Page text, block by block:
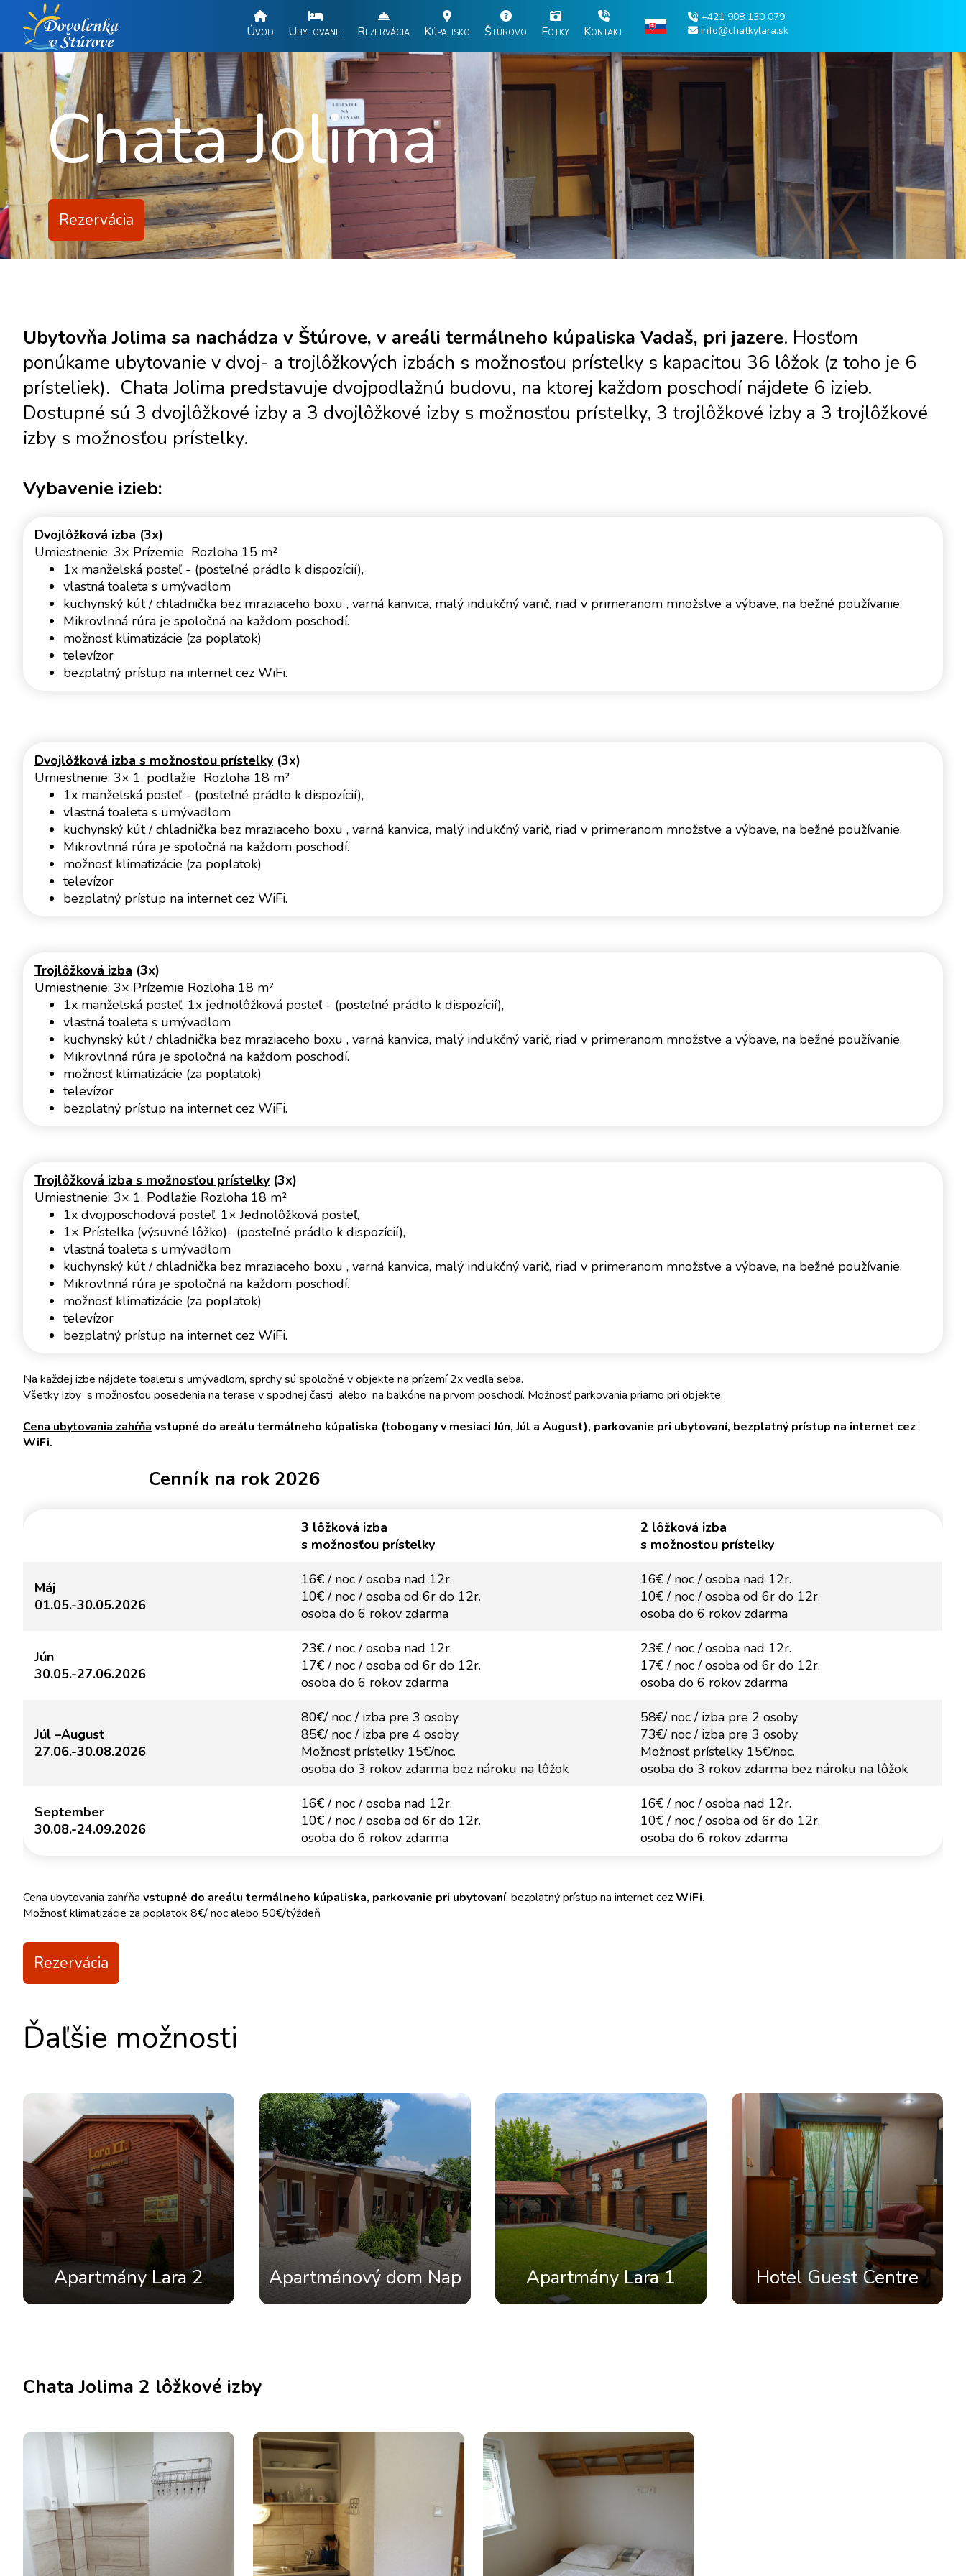
Úvod Ubytovanie Rezervácia Kúpalisko Štúrovo Fotky Kontakt
+421 908 130 079
info@chatkylara.sk
Chata Jolima
Rezervácia
Ubytovňa Jolima sa nachádza v Štúrove, v areáli termálneho kúpaliska Vadaš, pri jazere. Hosťom
ponúkame ubytovanie v dvoj- a trojlôžkových izbách s možnosťou prístelky s kapacitou 36 lôžok (z toho je 6
prísteliek). Chata Jolima predstavuje dvojpodlažnú budovu, na ktorej každom poschodí nájdete 6 izieb.
Dostupné sú 3 dvojlôžkové izby a 3 dvojlôžkové izby s možnosťou prístelky, 3 trojlôžkové izby a 3 trojlôžkové
izby s možnosťou prístelky.
Vybavenie izieb:
Dvojlôžková izba (3x)
Umiestnenie: 3× Prízemie Rozloha 15 m²
1x manželská posteľ - (posteľné prádlo k dispozícií),
vlastná toaleta s umývadlom
kuchynský kút / chladnička bez mraziaceho boxu , varná kanvica, malý indukčný varič, riad v primeranom množstve a výbave, na bežné používanie.
Mikrovlnná rúra je spoločná na každom poschodí.
možnosť klimatizácie (za poplatok)
televízor
bezplatný prístup na internet cez WiFi.
Dvojlôžková izba s možnosťou prístelky (3x)
Umiestnenie: 3× 1. podlažie Rozloha 18 m²
1x manželská posteľ - (posteľné prádlo k dispozícií),
vlastná toaleta s umývadlom
kuchynský kút / chladnička bez mraziaceho boxu , varná kanvica, malý indukčný varič, riad v primeranom množstve a výbave, na bežné používanie.
Mikrovlnná rúra je spoločná na každom poschodí.
možnosť klimatizácie (za poplatok)
televízor
bezplatný prístup na internet cez WiFi.
Trojlôžková izba (3x)
Umiestnenie: 3× Prízemie Rozloha 18 m²
1x manželská posteľ, 1x jednolôžková posteľ - (posteľné prádlo k dispozícií),
vlastná toaleta s umývadlom
kuchynský kút / chladnička bez mraziaceho boxu , varná kanvica, malý indukčný varič, riad v primeranom množstve a výbave, na bežné používanie.
Mikrovlnná rúra je spoločná na každom poschodí.
možnosť klimatizácie (za poplatok)
televízor
bezplatný prístup na internet cez WiFi.
Trojlôžková izba s možnosťou prístelky (3x)
Umiestnenie: 3× 1. Podlažie Rozloha 18 m²
1x dvojposchodová posteľ, 1× Jednolôžková posteľ,
1× Prístelka (výsuvné lôžko)- (posteľné prádlo k dispozícií),
vlastná toaleta s umývadlom
kuchynský kút / chladnička bez mraziaceho boxu , varná kanvica, malý indukčný varič, riad v primeranom množstve a výbave, na bežné používanie.
Mikrovlnná rúra je spoločná na každom poschodí.
možnosť klimatizácie (za poplatok)
televízor
bezplatný prístup na internet cez WiFi.
Na každej izbe nájdete toaletu s umývadlom, sprchy sú spoločné v objekte na prízemí 2x vedľa seba.
Všetky izby s možnosťou posedenia na terase v spodnej časti alebo na balkóne na prvom poschodí. Možnosť parkovania priamo pri objekte.
Cena ubytovania zahŕňa vstupné do areálu termálneho kúpaliska (tobogany v mesiaci Jún, Júl a August), parkovanie pri ubytovaní, bezplatný prístup na internet cez
WiFi.
Cenník na rok 2026
3 lôžková izba
s možnosťou prístelky
2 lôžková izba
s možnosťou prístelky
Máj
01.05.-30.05.2026
16€ / noc / osoba nad 12r.
10€ / noc / osoba od 6r do 12r.
osoba do 6 rokov zdarma
16€ / noc / osoba nad 12r.
10€ / noc / osoba od 6r do 12r.
osoba do 6 rokov zdarma
Jún
30.05.-27.06.2026
23€ / noc / osoba nad 12r.
17€ / noc / osoba od 6r do 12r.
osoba do 6 rokov zdarma
23€ / noc / osoba nad 12r.
17€ / noc / osoba od 6r do 12r.
osoba do 6 rokov zdarma
Júl –August
27.06.-30.08.2026
80€/ noc / izba pre 3 osoby
85€/ noc / izba pre 4 osoby
Možnosť prístelky 15€/noc.
osoba do 3 rokov zdarma bez nároku na lôžok
58€/ noc / izba pre 2 osoby
73€/ noc / izba pre 3 osoby
Možnosť prístelky 15€/noc.
osoba do 3 rokov zdarma bez nároku na lôžok
September
30.08.-24.09.2026
16€ / noc / osoba nad 12r.
10€ / noc / osoba od 6r do 12r.
osoba do 6 rokov zdarma
16€ / noc / osoba nad 12r.
10€ / noc / osoba od 6r do 12r.
osoba do 6 rokov zdarma
Cena ubytovania zahŕňa vstupné do areálu termálneho kúpaliska, parkovanie pri ubytovaní, bezplatný prístup na internet cezWiFi.
Možnosť klimatizácie za poplatok 8€/ noc alebo 50€/týždeň
Rezervácia
Ďaľšie možnosti
Apartmány Lara 2 Apartmánový dom Nap Apartmány Lara 1 Hotel Guest Centre
Chata Jolima 2 lôžkové izby